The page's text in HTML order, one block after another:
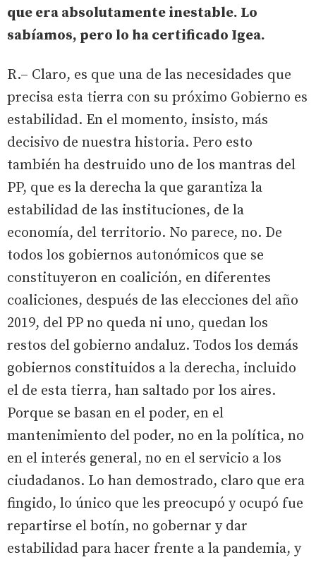
que era absolutamente inestable. Lo
sabíamos, pero lo ha certificado Igea.
R.– Claro, es que una de las necesidades que
precisa esta tierra con su próximo Gobierno es
estabilidad. En el momento, insisto, más
decisivo de nuestra historia. Pero esto
también ha destruido uno de los mantras del
PP, que es la derecha la que garantiza la
estabilidad de las instituciones, de la
economía, del territorio. No parece, no. De
todos los gobiernos autonómicos que se
constituyeron en coalición, en diferentes
coaliciones, después de las elecciones del año
2019, del PP no queda ni uno, quedan los
restos del gobierno andaluz. Todos los demás
gobiernos constituidos a la derecha, incluido
el de esta tierra, han saltado por los aires.
Porque se basan en el poder, en el
mantenimiento del poder, no en la política, no
en el interés general, no en el servicio a los
ciudadanos. Lo han demostrado, claro que era
fingido, lo único que les preocupó y ocupó fue
repartirse el botín, no gobernar y dar
estabilidad para hacer frente a la pandemia, y